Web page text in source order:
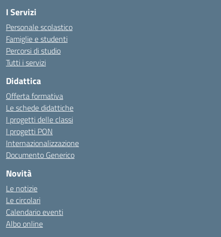
I Servizi
Personale scolastico
Famiglie e studenti
Percorsi di studio
Tutti i servizi
Didattica
Offerta formativa
Le schede didattiche
I progetti delle classi
I progetti PON
Internazionalizzazione
Documento Generico
Novità
Le notizie
Le circolari
Calendario eventi
Albo online